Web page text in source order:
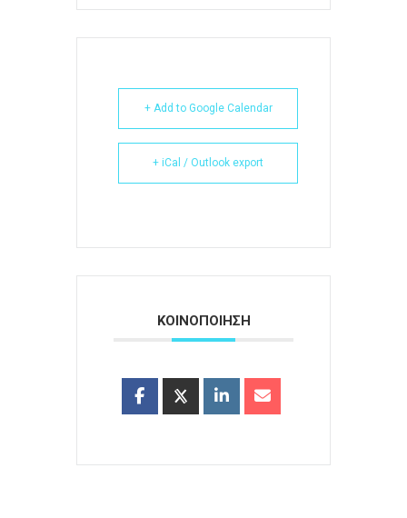
+ Add to Google Calendar
+ iCal / Outlook export
ΚΟΙΝΟΠΟΙΗΣΗ